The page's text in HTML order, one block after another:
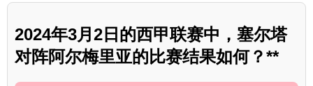
2024年3月2日的西甲联赛中，塞尔塔
对阵阿尔梅里亚的比赛结果如何？**